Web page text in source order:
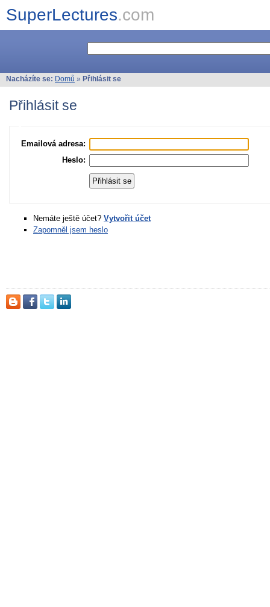
SuperLectures.com
Nacházíte se: Domů » Přihlásit se
Přihlásit se
Emailová adresa:
Heslo:
Nemáte ještě účet? Vytvořit účet
Zapomněl jsem heslo